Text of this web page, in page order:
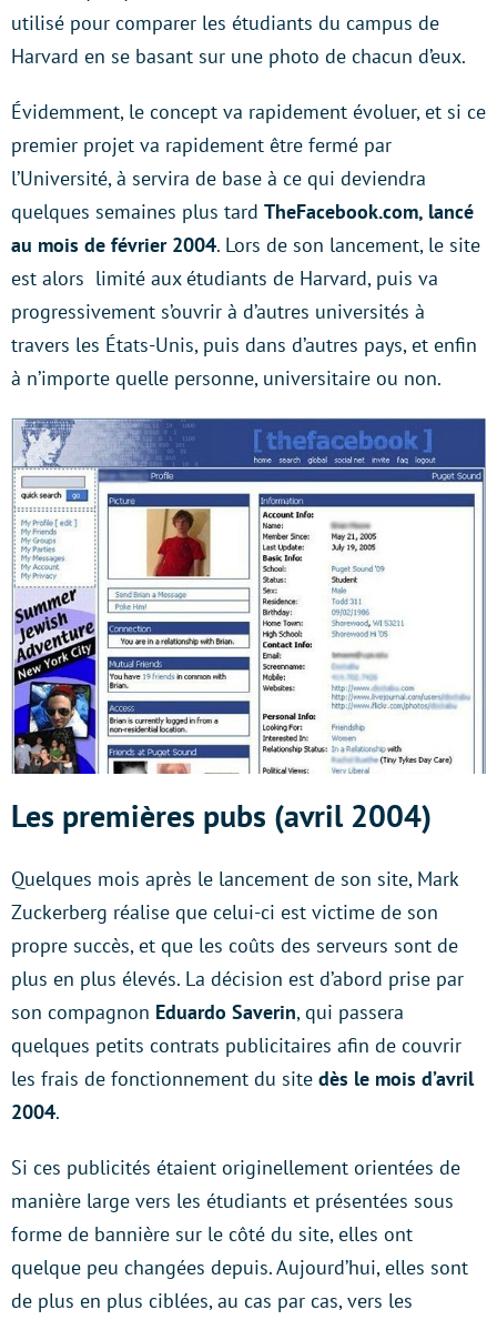
utilisé pour comparer les étudiants du campus de
Harvard en se basant sur une photo de chacun d’eux.
Évidemment, le concept va rapidement évoluer, et si ce
premier projet va rapidement être fermé par
l’Université, à servira de base à ce qui deviendra
quelques semaines plus tard TheFacebook.com, lancé
au mois de février 2004. Lors de son lancement, le site
est alors limité aux étudiants de Harvard, puis va
progressivement s’ouvrir à d’autres universités à
travers les États-Unis, puis dans d’autres pays, et enfin
à n’importe quelle personne, universitaire ou non.
Les premières pubs (avril 2004)
Quelques mois après le lancement de son site, Mark
Zuckerberg réalise que celui-ci est victime de son
propre succès, et que les coûts des serveurs sont de
plus en plus élevés. La décision est d’abord prise par
son compagnon Eduardo Saverin, qui passera
quelques petits contrats publicitaires afin de couvrir
les frais de fonctionnement du site dès le mois d’avril
2004.
Si ces publicités étaient originellement orientées de
manière large vers les étudiants et présentées sous
forme de bannière sur le côté du site, elles ont
quelque peu changées depuis. Aujourd’hui, elles sont
de plus en plus ciblées, au cas par cas, vers les